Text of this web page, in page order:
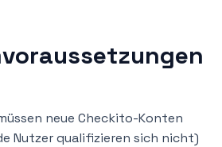
neue Checkito-Konten
Nutzer qualifizieren sich nicht)